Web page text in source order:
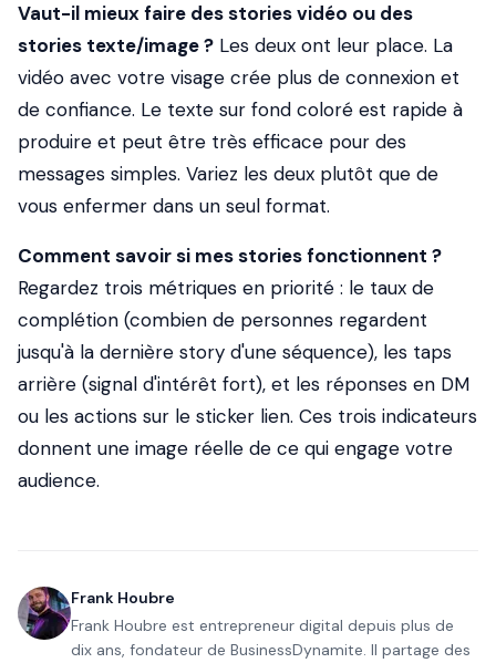
Vaut-il mieux faire des stories vidéo ou des
stories texte/image ? Les deux ont leur place. La
vidéo avec votre visage crée plus de connexion et
de confiance. Le texte sur fond coloré est rapide à
produire et peut être très efficace pour des
messages simples. Variez les deux plutôt que de
vous enfermer dans un seul format.
Comment savoir si mes stories fonctionnent ?
Regardez trois métriques en priorité : le taux de
complétion (combien de personnes regardent
jusqu'à la dernière story d'une séquence), les taps
arrière (signal d'intérêt fort), et les réponses en DM
ou les actions sur le sticker lien. Ces trois indicateurs
donnent une image réelle de ce qui engage votre
audience.
Frank Houbre
Frank Houbre est entrepreneur digital depuis plus de
dix ans, fondateur de BusinessDynamite. Il partage des